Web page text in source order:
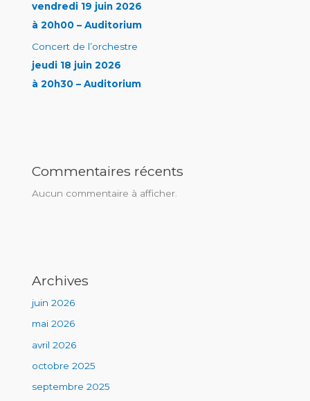
vendredi 19 juin 2026
à 20h00 – Auditorium
Concert de l’orchestre
jeudi 18 juin 2026
à 20h30 – Auditorium
Commentaires récents
Aucun commentaire à afficher.
Archives
juin 2026
mai 2026
avril 2026
octobre 2025
septembre 2025